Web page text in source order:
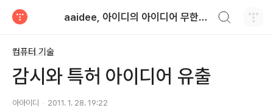
aaidee, 아이디의 아이디어 무한도전
컴퓨터 기술
감시와 특허 아이디어 유출
아아이디 2011. 1. 28. 19:22